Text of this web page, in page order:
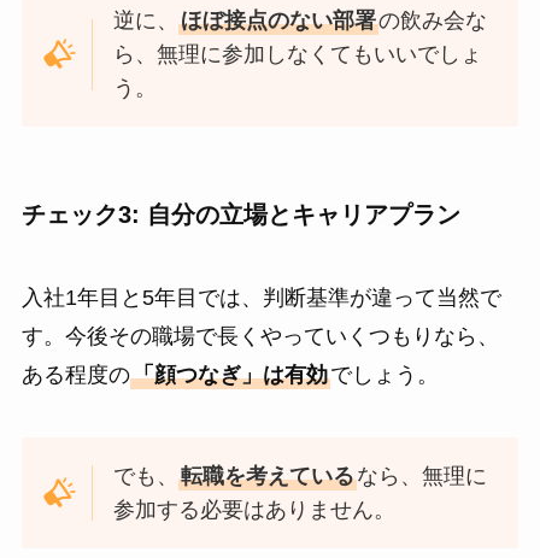
逆に、ほぼ接点のない部署の飲み会な
ら、無理に参加しなくてもいいでしょ
う。
チェック3: 自分の立場とキャリアプラン
入社1年目と5年目では、判断基準が違って当然で
す。今後その職場で長くやっていくつもりなら、
ある程度の「顔つなぎ」は有効でしょう。
でも、転職を考えているなら、無理に
参加する必要はありません。